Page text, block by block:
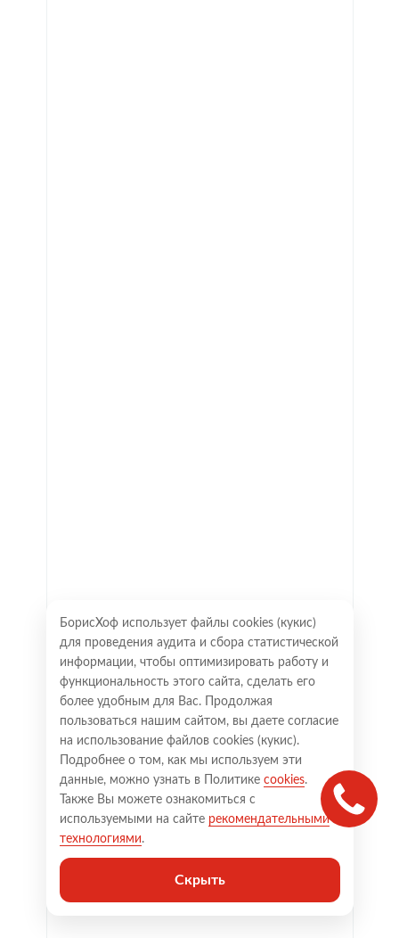
БорисХоф использует файлы cookies (кукиc)
для проведения аудита и сбора статистической
информации, чтобы оптимизировать работу и
функциональность этого сайта, сделать его
более удобным для Вас. Продолжая
пользоваться нашим сайтом, вы даете согласие
на использование файлов cookies (кукиc).
Подробнее о том, как мы используем эти
данные, можно узнать в Политике cookies.
Также Вы можете ознакомиться с
используемыми на сайте рекомендательными
технологиями.
Скрыть